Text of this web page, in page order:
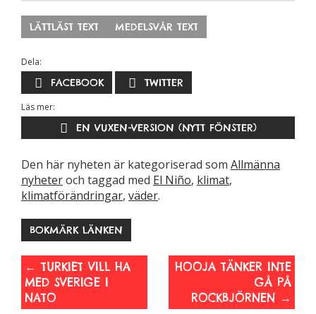
LÄTTLÄST TEXT MEDELSVÅR TEXT
Dela:
FACEBOOK TWITTER
Läs mer:
EN VUXEN-VERSION (NYTT FÖNSTER)
Den här nyheten är kategoriserad som Allmänna
nyheteroch taggad med El Niño, klimat,
klimatförändringar, väder.
BOKMÄRK LÄNKEN
← TURKIET VILL HA
MED SVERIGE I
NATO
HOOJA TÄNKER INTE
GÅ PÅ
ROCKBJÖRNEN →
Statistik
För att vi ska
kunna
förbättra
hemsidans
funktionalitet
baserat på
hur hemsidan
används.
Upplevelse
För att vår
hemsida ska
prestera så
bra som